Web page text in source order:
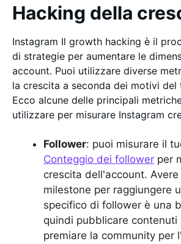
Hacking della
Instagram Il growth hacking è il
di strategie per aumentare le
account. Puoi utilizzare diverse
la crescita a seconda dei motivi del
Ecco alcune delle principali
utilizzare per misurare Instagram
Follower: puoi misurare il
Conteggio dei follower per
crescita dell'account.
milestone per raggiungere
specifico di follower è una
quindi pubblicare
premiare la community per